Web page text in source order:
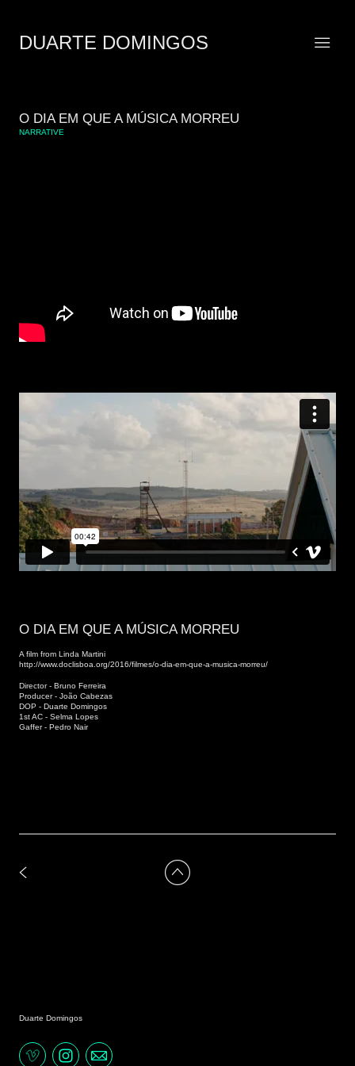
DUARTE DOMINGOS
O DIA EM QUE A MÚSICA MORREU
NARRATIVE
O DIA EM QUE A MÚSICA MORREU
A film from Linda Martini
http://www.doclisboa.org/2016/filmes/o-dia-em-que-a-musica-morreu/
Director - Bruno Ferreira
Producer - João Cabezas
DOP - Duarte Domingos
1st AC - Selma Lopes
Gaffer - Pedro Nair
Duarte Domingos